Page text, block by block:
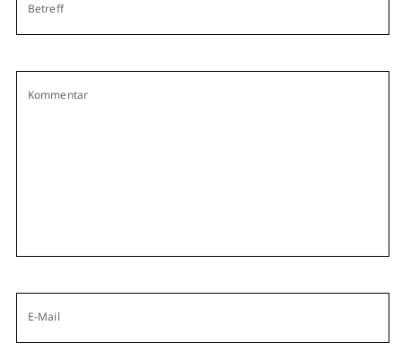
Betreff
Kommentar
E-Mail